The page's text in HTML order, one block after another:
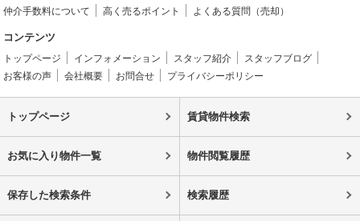
仲介手数料について
高く売るポイント よくある質問（売却）
コンテンツ
トップページ インフォメーション スタッフ紹介
スタッフブログ
お客様の声
会社概要 お問合せ プライバシーポリシー
トップページ 賃貸物件検索
お気に入り物件一覧 物件閲覧履歴
保存した検索条件 検索履歴